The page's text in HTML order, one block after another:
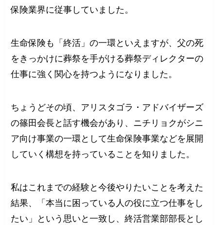
保険業界に従事していました。
生命保険も「終活」の一環といえますが、父の死
をきっかけに葬祭を手がける葬祭ディレクターの
仕事に強く関心を持つようになりました。
ちょうどその頃、アリスタゴラ・アドバイザーズ
の篠田会長と話す機会があり、ニチリョクがシニ
ア向け事業の一環として生命保険事業などを展開
していく構想を持っていることを知りました。
私はこれまでの経験と今後やりたいことを考えた
結果、「本当に困っている人の役に立つ仕事をし
たい」という思いと一致し、終活営業部部長とし